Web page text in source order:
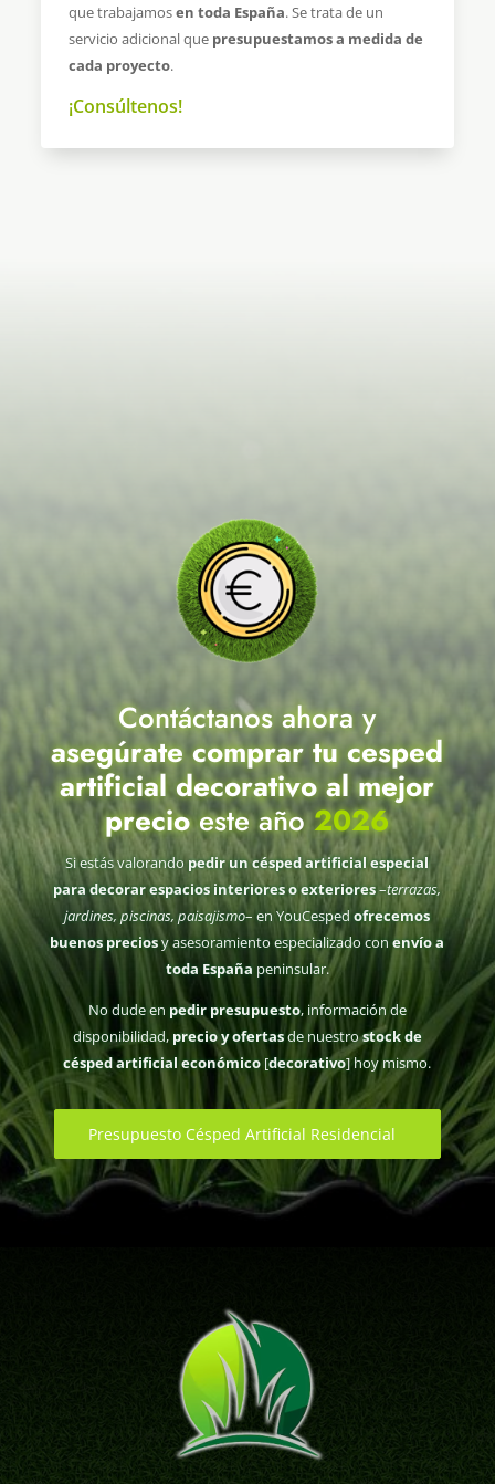
que trabajamosen toda España. Se trata de un
servicio adicional que presupuestamos a medida de
cada proyecto.
¡Consúltenos!
Contáctanos ahora y
asegúrate comprar tu cesped
artificial decorativo al mejor
precioeste año2026
Si estás valorandopedir un césped artificial especial
para decorar espacios interiores o exteriores–terrazas,
jardines, piscinas, paisajismo– en YouCespedofrecemos
buenos preciosy asesoramiento especializado conenvío a
toda España peninsular.
No dude en pedir presupuesto, información de
disponibilidad, precio y ofertasde nuestrostock de
césped artificial económico [decorativo] hoy mismo.
Presupuesto Césped Artificial Residencial